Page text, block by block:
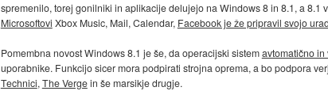
spremenilo, torej gonilniki in aplikacije delujejo na Windows 8 in 8.1, a 8.1
Microsoftovi Xbox Music, Mail, Calendar, Facebook je že pripravil svojo
Pomembna novost Windows 8.1 je še, da operacijski sistemavtomatično
uporabnike. Funkcijo sicer mora podpirati strojna oprema, a bo podpora
Technici, The Vergein še marsikje drugje.